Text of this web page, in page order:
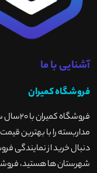
آشنایی با ما
فروشگاه کمیران
مداربسته را با بهترین
دنبال خرید از نمایندگی
شهرستان ها هستید،